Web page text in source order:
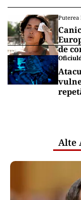
Puterea
de
Alte